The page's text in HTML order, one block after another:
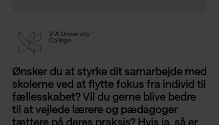
Ønsker du at styrke dit samarbejde med
skolerne ved at flytte fokus fra individ til
fællesskabet? Vil du gerne blive bedre
til at vejlede lærere og pædagoger
tættere på deres praksis? Hvis ja, så er